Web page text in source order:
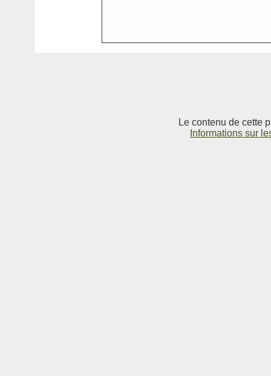
Le contenu de cette
Informations sur